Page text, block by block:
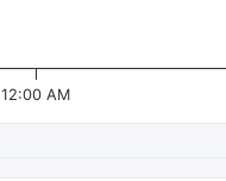
12:00 AM